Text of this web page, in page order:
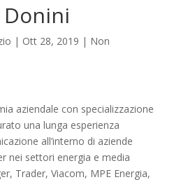
| Ott 28, 2019 | Non
aziendale con specializzazione
una lunga esperienza
all’interno di aziende
nei settori energia e media
Trader, Viacom, MPE Energia,